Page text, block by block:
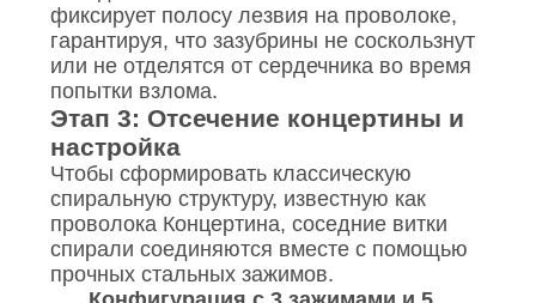
фиксирует полосу лезвия на проволоке,
гарантируя, что зазубрины не соскользнут
или не отделятся от сердечника во время
попытки взлома.
Этап 3: Отсечение концертины и
настройка
Чтобы сформировать классическую
спиральную структуру, известную как
проволока Концертина, соседние витки
спирали соединяются вместе с помощью
прочных стальных зажимов.